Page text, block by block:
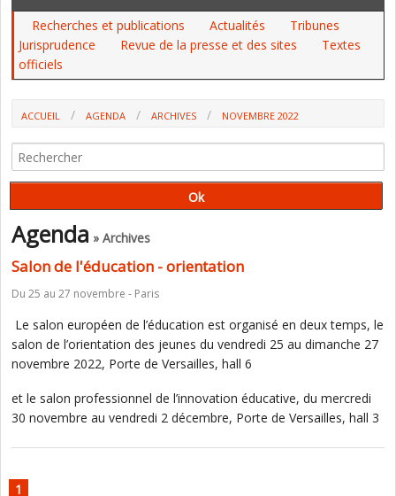
Recherches et publications Actualités
Tribunes
Jurisprudence
Revue de la presse et des sites
Textes
officiels
ACCUEIL AGENDA ARCHIVES NOVEMBRE 2022
Agenda » Archives
Salon de l'éducation - orientation
Du 25 au 27 novembre - Paris
Le salon européen de l’éducation est organisé en deux temps, le
salon de l’orientation des jeunes du vendredi 25 au dimanche 27
novembre 2022, Porte de Versailles, hall 6
et le salon professionnel de l’innovation éducative, du mercredi
30 novembre au vendredi 2 décembre, Porte de Versailles, hall 3
1